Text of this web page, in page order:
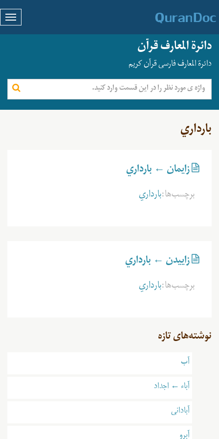
دائرة المعارف قرآن
دائرة المعارف فارسی قرآن کریم
بارداري
زايمان ← بارداري
برچسب‌ها:بارداري
زاييدن ← بارداري
برچسب‌ها:بارداري
نوشته‌های تازه
آب
آباء ← اجداد
آبادانی
آبرو